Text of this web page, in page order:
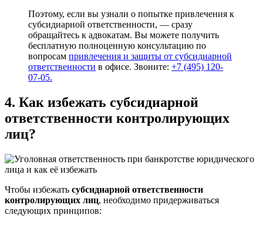
Поэтому, если вы узнали о попытке привлечения к
субсидиарной ответственности, — сразу
обращайтесь к адвокатам. Вы можете получить
бесплатную полноценную консультацию по
вопросам привлечения и защиты от субсидиарной
ответственности в офисе. Звоните: +7 (495) 120-
07-05.
4. Как избежать субсидиарной
ответственности контролирующих
лиц?
Чтобы избежать субсидиарной ответственности
контролирующих лиц, необходимо придерживаться
следующих принципов: